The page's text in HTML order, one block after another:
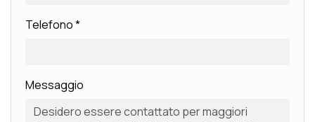
Telefono*
Messaggio